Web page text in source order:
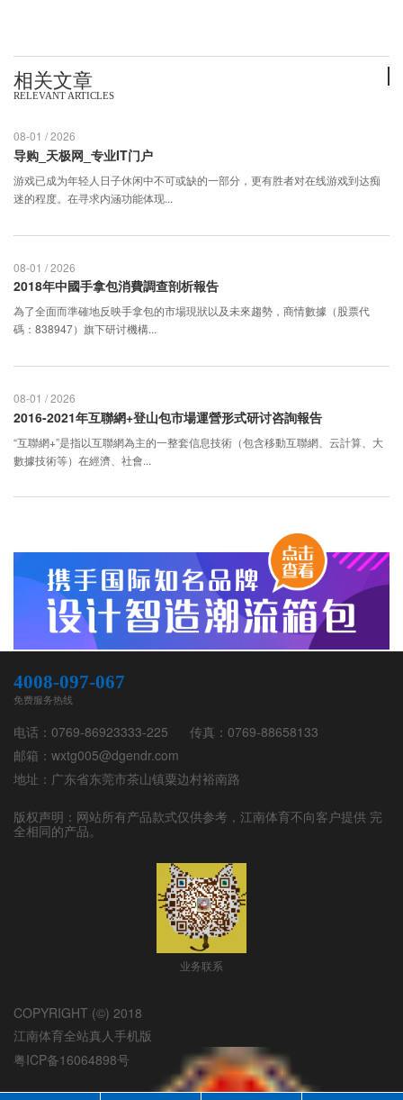
相关文章
RELEVANT ARTICLES
导购_天极网_专业IT门户
游戏已成为年轻人日子休闲中不可或缺的一部分，更有胜者对在线游戏到达痴
迷的程度。在寻求内涵功能体现...
08-01 / 2026
2018年中國手拿包消費調查剖析報告
為了全面而準確地反映手拿包的市場現狀以及未來趨勢，商情數據（股票代
碼：838947）旗下研讨機構...
08-01 / 2026
2016-2021年互聯網+登山包市場運營形式研讨咨詢報告
“互聯網+”是指以互聯網為主的一整套信息技術（包含移動互聯網、云計算、大
數據技術等）在經濟、社會...
08-01 / 2026
电话： 0769-86923333-225 传真： 0769-88658133
邮箱： wxtg005@dgendr.com
地址： 广东省东莞市茶山镇粟边村裕南路
版权声明：网站所有产品款式仅供参考， 江南体育不向客户提供 完
全相同的产品。
4008-097-067
免费服务热线
业务联系
COPYRIGHT (©) 2018
江南体育全站真人手机版
粤ICP备16064898号